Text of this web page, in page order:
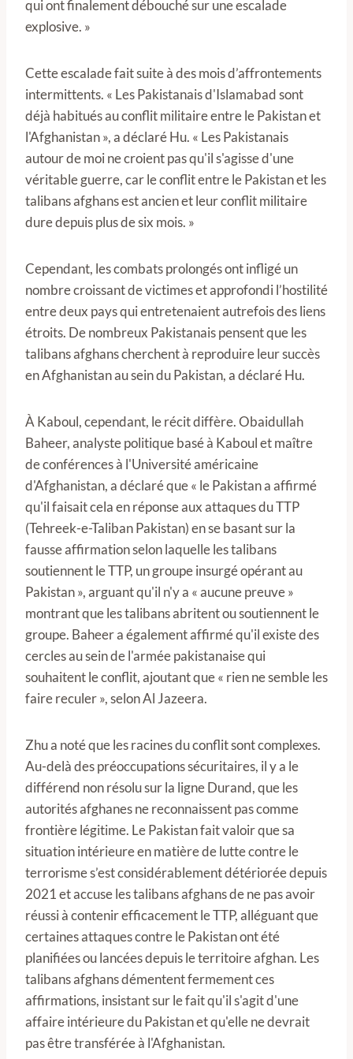
qui ont finalement débouché sur une escalade
explosive. »
Cette escalade fait suite à des mois d’affrontements
intermittents. « Les Pakistanais d'Islamabad sont
déjà habitués au conflit militaire entre le Pakistan et
l'Afghanistan », a déclaré Hu. « Les Pakistanais
autour de moi ne croient pas qu'il s'agisse d'une
véritable guerre, car le conflit entre le Pakistan et les
talibans afghans est ancien et leur conflit militaire
dure depuis plus de six mois. »
Cependant, les combats prolongés ont infligé un
nombre croissant de victimes et approfondi l’hostilité
entre deux pays qui entretenaient autrefois des liens
étroits. De nombreux Pakistanais pensent que les
talibans afghans cherchent à reproduire leur succès
en Afghanistan au sein du Pakistan, a déclaré Hu.
À Kaboul, cependant, le récit diffère. Obaidullah
Baheer, analyste politique basé à Kaboul et maître
de conférences à l'Université américaine
d'Afghanistan, a déclaré que « le Pakistan a affirmé
qu'il faisait cela en réponse aux attaques du TTP
(Tehreek-e-Taliban Pakistan) en se basant sur la
fausse affirmation selon laquelle les talibans
soutiennent le TTP, un groupe insurgé opérant au
Pakistan », arguant qu'il n'y a « aucune preuve »
montrant que les talibans abritent ou soutiennent le
groupe. Baheer a également affirmé qu'il existe des
cercles au sein de l'armée pakistanaise qui
souhaitent le conflit, ajoutant que « rien ne semble les
faire reculer », selon Al Jazeera.
Zhu a noté que les racines du conflit sont complexes.
Au-delà des préoccupations sécuritaires, il y a le
différend non résolu sur la ligne Durand, que les
autorités afghanes ne reconnaissent pas comme
frontière légitime. Le Pakistan fait valoir que sa
situation intérieure en matière de lutte contre le
terrorisme s’est considérablement détériorée depuis
2021 et accuse les talibans afghans de ne pas avoir
réussi à contenir efficacement le TTP, alléguant que
certaines attaques contre le Pakistan ont été
planifiées ou lancées depuis le territoire afghan. Les
talibans afghans démentent fermement ces
affirmations, insistant sur le fait qu'il s'agit d'une
affaire intérieure du Pakistan et qu'elle ne devrait
pas être transférée à l'Afghanistan.